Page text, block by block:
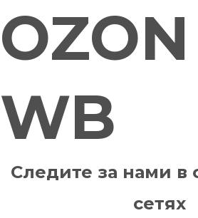
OZON
WB
Следите за нами в
сетях